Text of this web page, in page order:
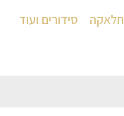
חלאקה
סידורים ועוד